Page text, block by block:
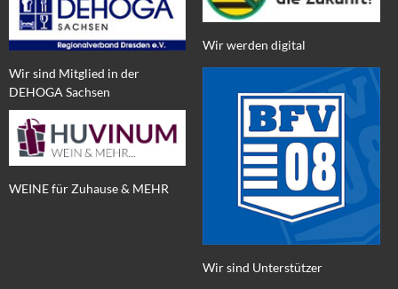
Wir sind Mitglied in der
DEHOGA Sachsen
WEINE für Zuhause & MEHR
Wir werden digital
Wir sind Unterstützer